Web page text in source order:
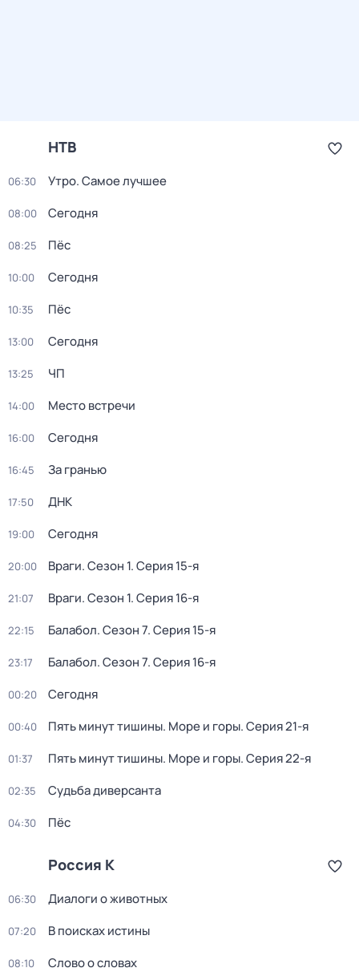
НТВ
06:30 Утро. Самое лучшее
08:00 Сегодня
08:25 Пёс
10:00 Сегодня
10:35 Пёс
13:00 Сегодня
13:25 ЧП
14:00 Место встречи
16:00 Сегодня
16:45 За гранью
17:50 ДНК
19:00 Сегодня
20:00 Враги. Сезон 1. Серия 15-я
21:07 Враги. Сезон 1. Серия 16-я
22:15 Балабол. Сезон 7. Серия 15-я
23:17 Балабол. Сезон 7. Серия 16-я
00:20 Сегодня
00:40 Пять минут тишины. Море и горы. Серия 21-я
01:37 Пять минут тишины. Море и горы. Серия 22-я
02:35 Судьба диверсанта
04:30 Пёс
Россия К
06:30 Диалоги о животных
07:20 В поисках истины
08:10 Слово о словах